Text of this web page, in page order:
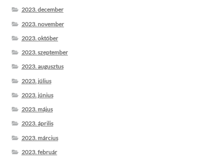
2023. december
2023. november
2023. október
2023. szeptember
2023. augusztus
2023. július
2023. június
2023. május
2023. április
2023. március
2023. február